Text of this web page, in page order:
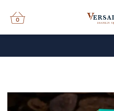
0
0